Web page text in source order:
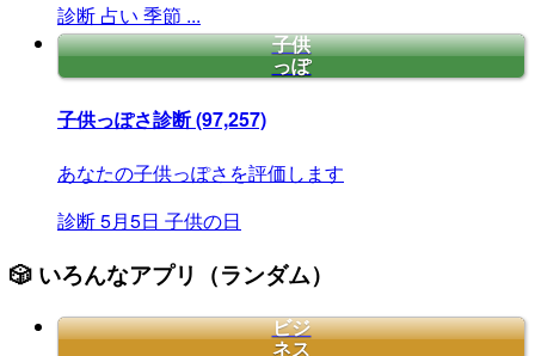
診断 占い 季節 ...
子供
っぽ
子供っぽさ診断(97,257)
あなたの子供っぽさを評価します
診断5月5日 子供の日
🎲 いろんなアプリ（ランダム）
ビジ
ネス